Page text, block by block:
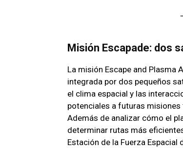
Misión Escapade: dos
La misión Escape and Plasma
integrada por dos pequeños
el clima espacial y las
potenciales a futuras misiones
Además de analizar cómo el
determinar rutas más
Estación de la Fuerza